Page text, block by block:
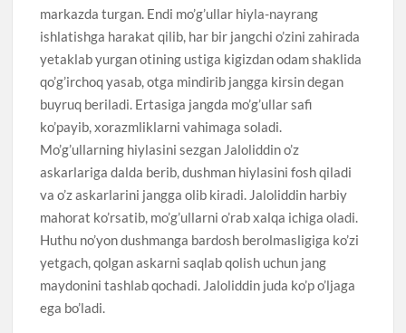
markazda turgan. Endi mo’g’ullar hiyla-nayrang
ishlatishga harakat qilib, har bir jangchi o’zini zahirada
yetaklab yurgan otining ustiga kigizdan odam shaklida
qo’g’irchoq yasab, otga mindirib jangga kirsin degan
buyruq beriladi. Ertasiga jangda mo’g’ullar safi
ko’payib, xorazmliklarni vahimaga soladi.
Mo’g’ullarning hiylasini sezgan Jaloliddin o’z
askarlariga dalda berib, dushman hiylasini fosh qiladi
va o’z askarlarini jangga olib kiradi. Jaloliddin harbiy
mahorat ko’rsatib, mo’g’ullarni o’rab xalqa ichiga oladi.
Huthu no’yon dushmanga bardosh berolmasligiga ko’zi
yetgach, qolgan askarni saqlab qolish uchun jang
maydonini tashlab qochadi. Jaloliddin juda ko’p o’ljaga
ega bo’ladi.